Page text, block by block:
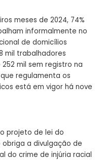
meses de 2024, 74%
informalmente no
de domicílios
mil trabalhadores
mil sem registro na
regulamenta os
está em vigor há nove
projeto de lei do
obriga a divulgação de
do crime de injúria racial